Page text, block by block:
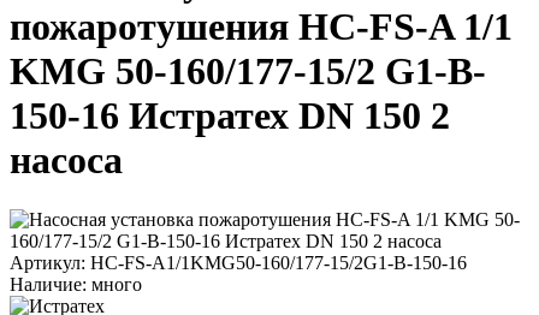
пожаротушения HC-FS-A 1/1
KMG 50-160/177-15/2 G1-B-
150-16 Истратех DN 150 2
насоса
Артикул: HC-FS-A1/1KMG50-160/177-15/2G1-B-150-16
Наличие: много